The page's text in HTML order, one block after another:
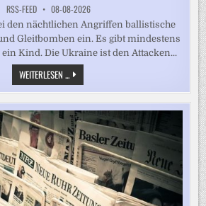
RSS-FEED 08-08-2026
den nächtlichen Angriffen ballistische
Gleitbomben ein. Es gibt mindestens
Kind. Die Ukraine ist den Attacken...
WEITERLESEN ... RUSSISCHE
ANGRIFFSWELLE
AUF
KIEW
UND
UMGEBUNG
–
KIND
UNTER
DEN
TODESOPFERN